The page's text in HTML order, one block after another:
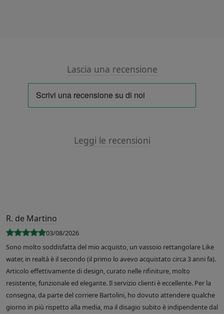
Lascia una recensione
Leggi le recensioni
R. de Martino
03/08/2026
Sono molto soddisfatta del mio acquisto, un vassoio rettangolare Like
water, in realtà è il secondo (il primo lo avevo acquistato circa 3 anni fa).
Articolo effettivamente di design, curato nelle rifiniture, molto
resistente, funzionale ed elegante. Il servizio clienti è eccellente. Per la
consegna, da parte del corriere Bartolini, ho dovuto attendere qualche
giorno in più rispetto alla media, ma il disagio subito è indipendente dal